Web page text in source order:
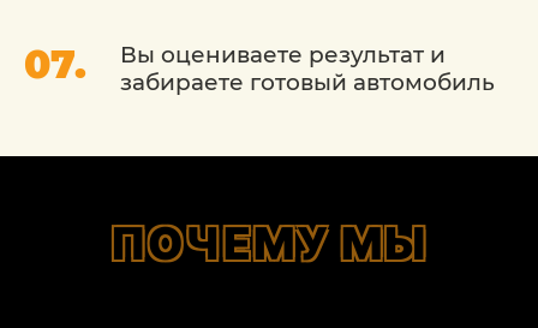
Вы оцениваете результат и
забираете готовый автомобиль
ПОЧЕМУ МЫ